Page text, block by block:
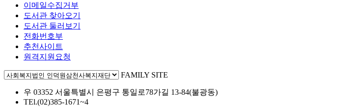
이메일수집거부
도서관 찾아오기
도서관 둘러보기
전화번호부
추천사이트
원격지원요청
FAMILY SITE
우 03352 서울특별시 은평구 통일로78가길 13-84(불광동)
TEl.(02)385-1671~4